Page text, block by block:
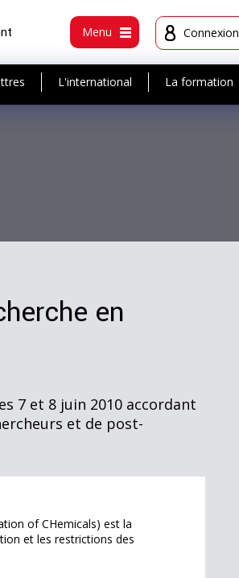
Menu Connexion
L'international La formation
en
7 et 8 juin 2010 accordant
et de post-
of CHemicals) est la
et les restrictions des